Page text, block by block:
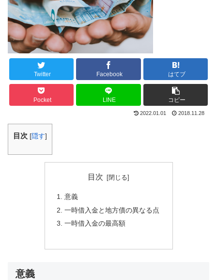
Twitter Facebook はてブ
Pocket LINE コピー
2022.01.01 2018.11.28
目次 [隠す]
目次
意義
一時借入金と地方債の異なる点
一時借入金の最高額
意義